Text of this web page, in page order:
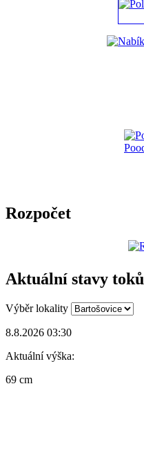
Rozpočet
Aktuální stavy toků
Výběr lokality
8.8.2026 03:30
Aktuální výška:
69 cm